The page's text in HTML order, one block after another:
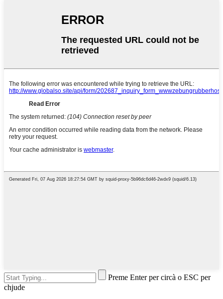
Preme Enter per circà o ESC per
chjude